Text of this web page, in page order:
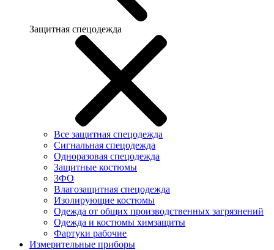
Защитная спецодежда
Все защитная спецодежда
Сигнальная спецодежда
Одноразовая спецодежда
Защитные костюмы
ЗФО
Влагозащитная спецодежда
Изолирующие костюмы
Одежда от общих производственных загрязнений
Одежда и костюмы химзащиты
Фартуки рабочие
Измерительные приборы